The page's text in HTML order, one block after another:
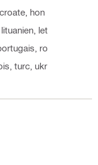
hon
let
ro
turc, ukr